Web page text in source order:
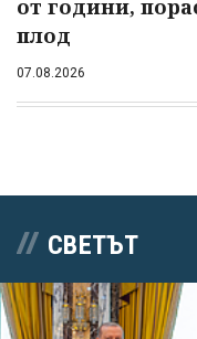
от години,
плод
07.08.2026
СВЕТЪТ